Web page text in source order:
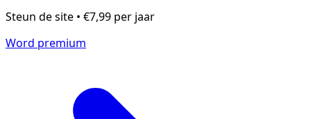
Steun de site • €7,99 per jaar
Word premium